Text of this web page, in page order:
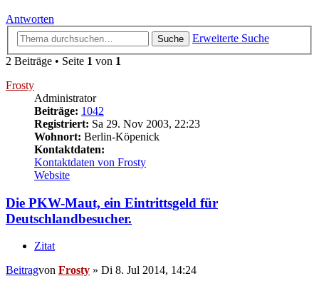
Antworten
Suche
Erweiterte Suche
2 Beiträge • Seite 1 von 1
Frosty
Administrator
Beiträge: 1042
Registriert: Sa 29. Nov 2003, 22:23
Wohnort: Berlin-Köpenick
Kontaktdaten:
Kontaktdaten von Frosty
Website
Die PKW-Maut, ein Eintrittsgeld für
Deutschlandbesucher.
Zitat
Beitragvon Frosty » Di 8. Jul 2014, 14:24